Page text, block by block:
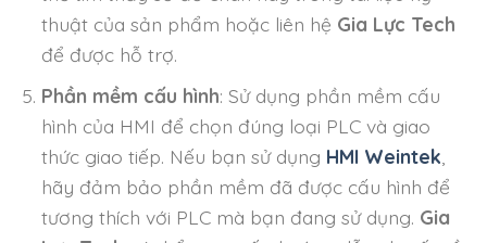
thuật của sản phẩm hoặc liên hệ Gia Lực Tech
để được hỗ trợ.
Phần mềm cấu hình: Sử dụng phần mềm cấu
hình của HMI để chọn đúng loại PLC và giao
thức giao tiếp. Nếu bạn sử dụng HMI Weintek
hãy đảm bảo phần mềm đã được cấu hình để
tương thích với PLC mà bạn đang sử dụng. Gia